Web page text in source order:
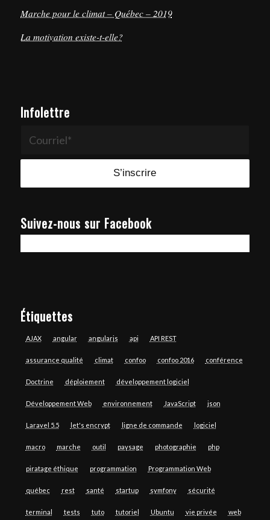
Marche pour le climat – Québec – 2019
La motivation existe-t-elle?
Infolettre
Suivez-nous sur Facebook
Étiquettes
AJAX angular angularjs api API REST
assurance qualité climat confoo confoo 2016 conférence
Doctrine déploiement développement logiciel
Développement Web environnement JavaScript json
Laravel 5.5 let's encrypt ligne de commande logiciel
macro marche outil paysage photographie php
piratage éthique programmation Programmation Web
québec rest santé startup symfony sécurité
terminal tests tuto tutoriel Ubuntu vie privée web